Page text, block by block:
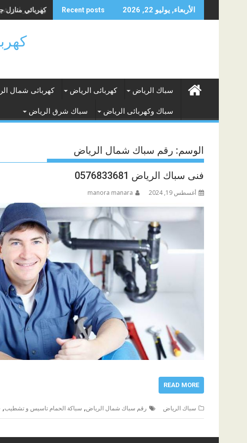
to
الأربعاء, يوليو 22, 2026 Recent posts كهربائي منازل
سباك الرياض كهربائى الرياض كهربائى شمال
سباك وكهربائى الرياض سباك شرق الرياض
الوسم: رقم سباك شمال الرياض
فنى سباك الرياض 0576833681
أغسطس 19, 2024 manora manara
READ MORE
سباك الرياض رقم سباك شمال الرياض, سباكة الحمام تاسيس و تشطيب,